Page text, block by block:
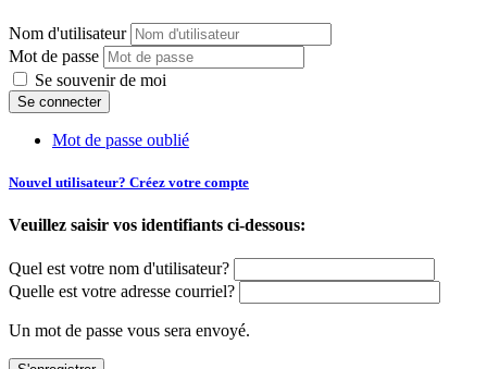
Nom d'utilisateur
Mot de passe
Se souvenir de moi
Mot de passe oublié
Nouvel utilisateur? Créez votre compte
Veuillez saisir vos identifiants ci-dessous:
Quel est votre nom d'utilisateur?
Quelle est votre adresse courriel?
Un mot de passe vous sera envoyé.